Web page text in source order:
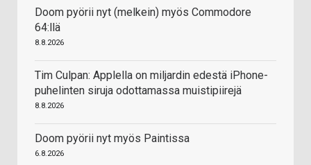
Doom pyörii nyt (melkein) myös Commodore
64:llä
8.8.2026
Tim Culpan: Applella on miljardin edestä iPhone-
puhelinten siruja odottamassa muistipiirejä
8.8.2026
Doom pyörii nyt myös Paintissa
6.8.2026